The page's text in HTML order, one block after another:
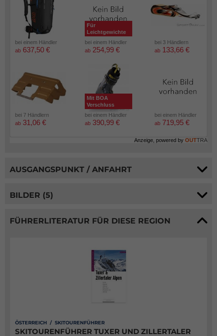
bei einem Händler
ab 637,50 €
Für
Leichtgewichte
bei einem Händler
ab 254,99 €
bei 3 Händlern
ab 133,66 €
bei 7 Händlern
ab 31,06 €
Mit BOA
Verschluss
bei einem Händler
ab 390,99 €
bei einem Händler
ab 719,95 €
Anzeige, powered by OUTTRA
AUSGANGSPUNKT / ANFAHRT
BILDER (5)
FÜHRERLITERATUR FÜR DIESE REGION
ÖSTERREICH / SKITOURENFÜHRER
SKITOURENFÜHRER TUXER UND ZILLERTALER